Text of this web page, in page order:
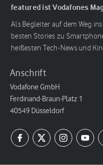
featured ist Vodafones
Als Begleiter auf dem Weg
besten Stories zu
heißesten Tech-News und
Anschrift
Vodafone GmbH
Ferdinand-Braun-Platz 1
40549 Düsseldorf